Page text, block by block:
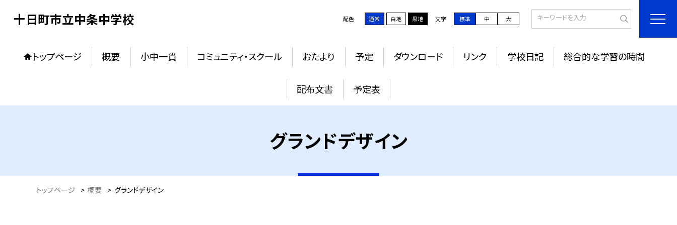
十日町市立中条中学校 配色 通常 白地 黒地 文字 標準 中 大
トップページ 概要 小中一貫 コミュニティ・スクール おたより 予定 ダウンロード リンク 学校日記 総合的な学習の時間
配布文書 予定表
グランドデザイン
トップページ > 概要 > グランドデザイン